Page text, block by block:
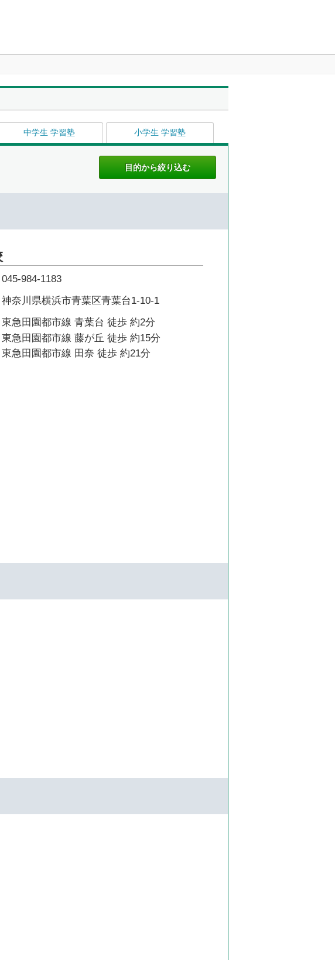
中学生 学習塾 小学生 学習塾
045-984-1183
神奈川県横浜市青葉区青葉台1-10-1
東急田園都市線 青葉台 徒歩 約2分
東急田園都市線 藤が丘 徒歩 約15分
東急田園都市線 田奈 徒歩 約21分